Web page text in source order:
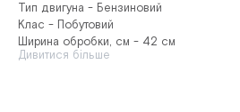
Тип двигуна - Бензиновий
Клас - Побутовий
Ширина обробки, см - 42 см
Дивитися більше